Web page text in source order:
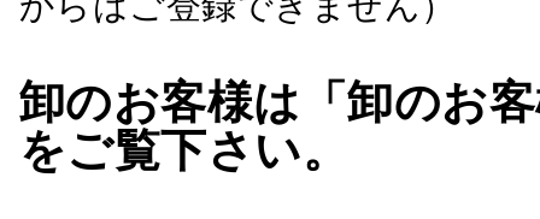
卸のお客様は「卸のお
をご覧下さい。